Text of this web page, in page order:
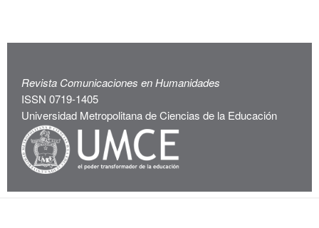
Revista Comunicaciones en Humanidades
ISSN 0719-1405
Universidad Metropolitana de Ciencias de la Educación